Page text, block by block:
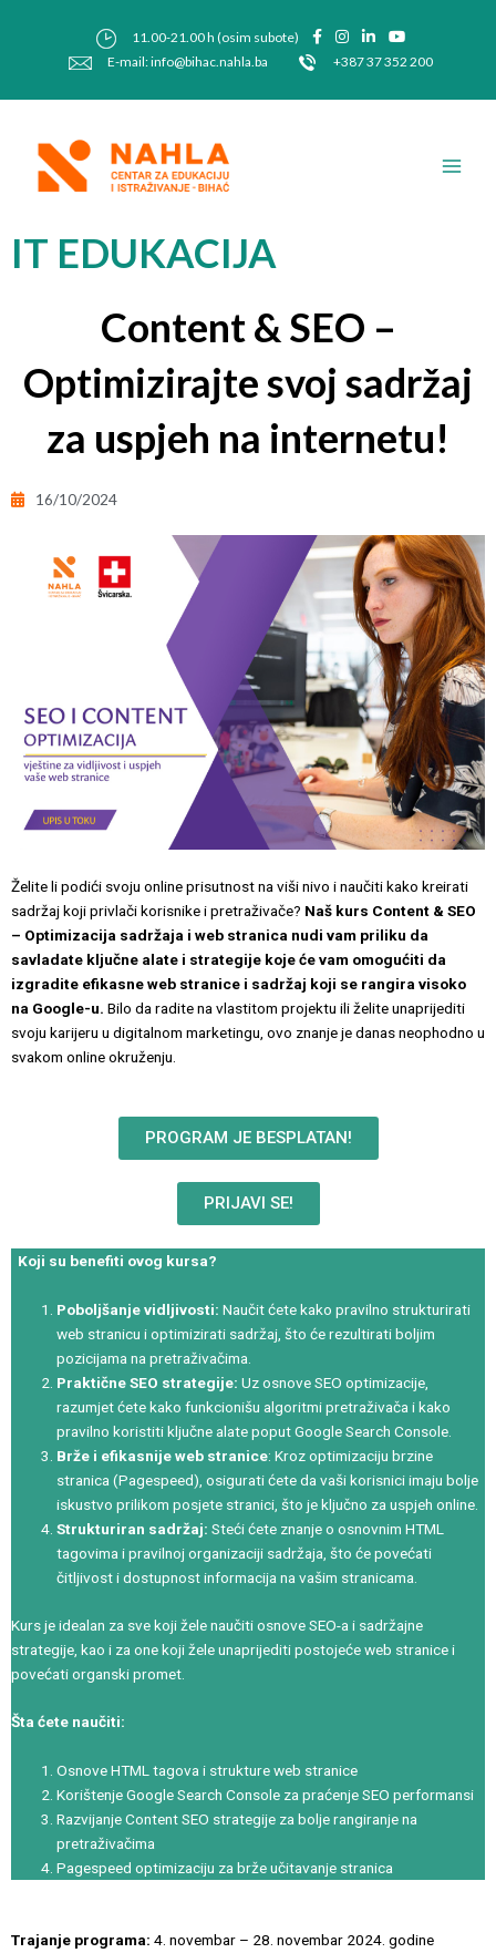
11.00-21.00 h (osim subote)
E-mail: info@bihac.nahla.ba
+387 37 352 200
Menu
IT EDUKACIJA
Content & SEO –
Optimizirajte svoj sadržaj
za uspjeh na internetu!
16/10/2024
Želite li podići svoju online prisutnost na viši nivo i naučiti kako kreirati
sadržaj koji privlači korisnike i pretraživače? Naš kurs Content & SEO
– Optimizacija sadržaja i web stranica nudi vam priliku da
savladate ključne alate i strategije koje će vam omogućiti da
izgradite efikasne web stranice i sadržaj koji se rangira visoko
na Google-u. Bilo da radite na vlastitom projektu ili želite unaprijediti
svoju karijeru u digitalnom marketingu, ovo znanje je danas neophodno u
svakom online okruženju.
PROGRAM JE BESPLATAN!
PRIJAVI SE!
Koji su benefiti ovog kursa?
Poboljšanje vidljivosti: Naučit ćete kako pravilno strukturirati
web stranicu i optimizirati sadržaj, što će rezultirati boljim
pozicijama na pretraživačima.
Praktične SEO strategije: Uz osnove SEO optimizacije,
razumjet ćete kako funkcionišu algoritmi pretraživača i kako
pravilno koristiti ključne alate poput Google Search Console.
Brže i efikasnije web stranice: Kroz optimizaciju brzine
stranica (Pagespeed), osigurati ćete da vaši korisnici imaju bolje
iskustvo prilikom posjete stranici, što je ključno za uspjeh online.
Strukturiran sadržaj: Steći ćete znanje o osnovnim HTML
tagovima i pravilnoj organizaciji sadržaja, što će povećati
čitljivost i dostupnost informacija na vašim stranicama.
Kurs je idealan za sve koji žele naučiti osnove SEO-a i sadržajne
strategije, kao i za one koji žele unaprijediti postojeće web stranice i
povećati organski promet.
Šta ćete naučiti:
Osnove HTML tagova i strukture web stranice
Korištenje Google Search Console za praćenje SEO performansi
Razvijanje Content SEO strategije za bolje rangiranje na
pretraživačima
Pagespeed optimizaciju za brže učitavanje stranica
Trajanje programa: 4. novembar – 28. novembar 2024. godine